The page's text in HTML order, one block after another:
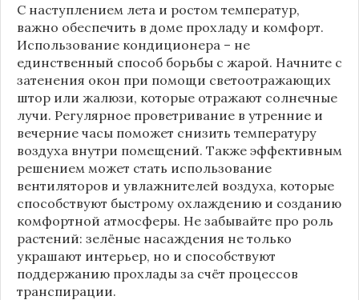
С наступлением лета и ростом температур,
важно обеспечить в доме прохладу и комфорт.
Использование кондиционера – не
единственный способ борьбы с жарой. Начните с
затенения окон при помощи светоотражающих
штор или жалюзи, которые отражают солнечные
лучи. Регулярное проветривание в утренние и
вечерние часы поможет снизить температуру
воздуха внутри помещений. Также эффективным
решением может стать использование
вентиляторов и увлажнителей воздуха, которые
способствуют быстрому охлаждению и созданию
комфортной атмосферы. Не забывайте про роль
растений: зелёные насаждения не только
украшают интерьер, но и способствуют
поддержанию прохлады за счёт процессов
транспирации.